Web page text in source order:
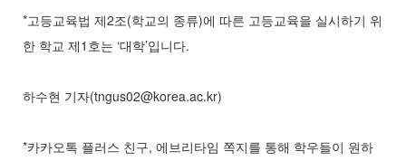
*고등교육법 제2조(학교의 종류)에 따른 고등교육을 실시하기 위
한 학교 제1호는 ‘대학’입니다.
하수현 기자(tngus02@korea.ac.kr)
*카카오톡 플러스 친구, 에브리타임 쪽지를 통해 학우들이 원하